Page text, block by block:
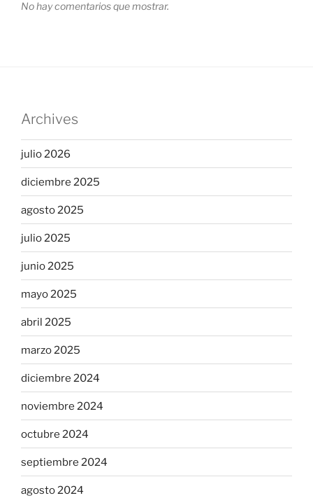
No hay comentarios que mostrar.
Archives
julio 2026
diciembre 2025
agosto 2025
julio 2025
junio 2025
mayo 2025
abril 2025
marzo 2025
diciembre 2024
noviembre 2024
octubre 2024
septiembre 2024
agosto 2024